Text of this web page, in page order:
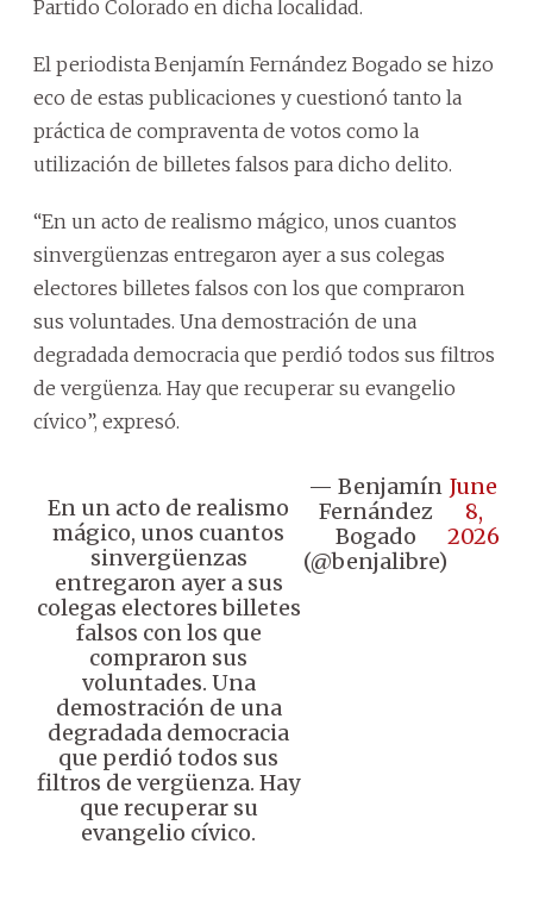
Partido Colorado en dicha localidad.
El periodista Benjamín Fernández Bogado se hizo
eco de estas publicaciones y cuestionó tanto la
práctica de compraventa de votos como la
utilización de billetes falsos para dicho delito.
“En un acto de realismo mágico, unos cuantos
sinvergüenzas entregaron ayer a sus colegas
electores billetes falsos con los que compraron
sus voluntades. Una demostración de una
degradada democracia que perdió todos sus filtros
de vergüenza. Hay que recuperar su evangelio
cívico”, expresó.
En un acto de realismo
mágico, unos cuantos
sinvergüenzas
entregaron ayer a sus
colegas electores billetes
falsos con los que
compraron sus
voluntades. Una
demostración de una
degradada democracia
que perdió todos sus
filtros de vergüenza. Hay
que recuperar su
evangelio cívico.
— Benjamín
Fernández
Bogado
(@benjalibre)
June
8,
2026